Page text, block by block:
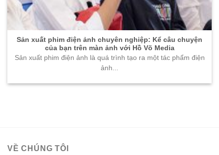
Sản xuất phim điện ảnh chuyên nghiệp: Kể câu chuyện
của bạn trên màn ảnh với Hồ Võ Media
Sản xuất phim điện ảnh là quá trình tạo ra một tác phẩm điện
ảnh...
VỀ CHÚNG TÔI